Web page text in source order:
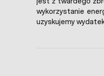
wykorzystanie
uzyskujemy